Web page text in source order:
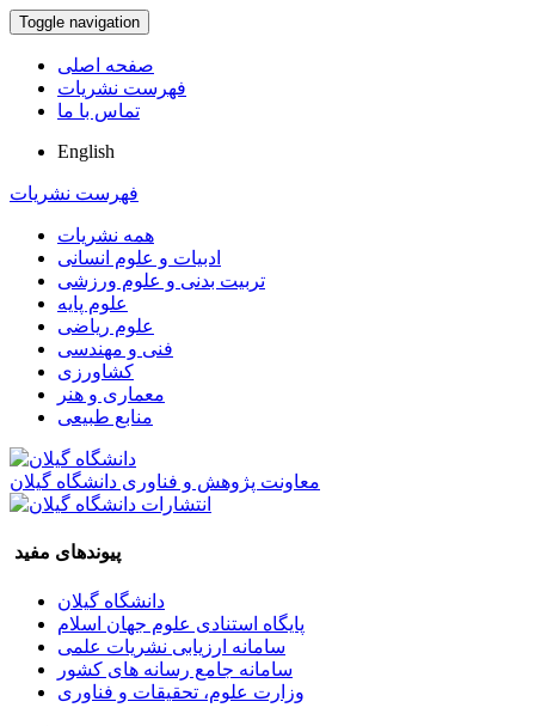
Toggle navigation
صفحه اصلی
فهرست نشریات
تماس با ما
English
فهرست نشریات
همه نشریات
ادبیات و علوم انسانی
تربیت بدنی و علوم ورزشی
علوم پایه
علوم ریاضی
فنی و مهندسی
کشاورزی
معماری و هنر
منابع طبیعی
معاونت پژوهش و فناوری دانشگاه گیلان
پیوندهای مفید
دانشگاه گیلان
پایگاه استنادی علوم جهان اسلام
سامانه ارزیابی نشریات علمی
سامانه جامع رسانه های کشور
وزارت علوم، تحقیقات و فناوری